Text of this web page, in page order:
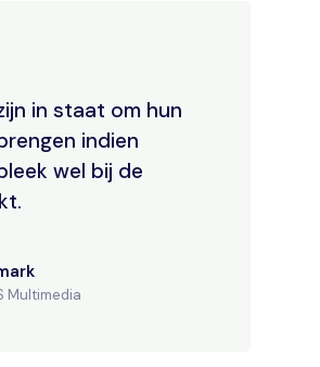
in staat om hun
indien
wel bij de
Multimedia